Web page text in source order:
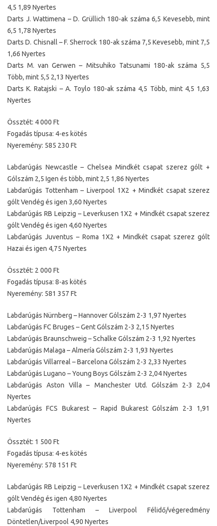
4,5 1,89 Nyertes
Darts J. Wattimena – D. Grüllich 180-ak száma 6,5 Kevesebb, mint
6,5 1,78 Nyertes
Darts D. Chisnall – F. Sherrock 180-ak száma 7,5 Kevesebb, mint 7,5
1,66 Nyertes
Darts M. van Gerwen – Mitsuhiko Tatsunami 180-ak száma 5,5
Több, mint 5,5 2,13 Nyertes
Darts K. Ratajski – A. Toylo 180-ak száma 4,5 Több, mint 4,5 1,63
Nyertes
Össztét: 4 000 Ft
Fogadás típusa: 4-es kötés
Nyeremény: 585 230 Ft
Labdarúgás Newcastle – Chelsea Mindkét csapat szerez gólt +
Gólszám 2,5 Igen és több, mint 2,5 1,86 Nyertes
Labdarúgás Tottenham – Liverpool 1X2 + Mindkét csapat szerez
gólt Vendég és igen 3,60 Nyertes
Labdarúgás RB Leipzig – Leverkusen 1X2 + Mindkét csapat szerez
gólt Vendég és igen 4,60 Nyertes
Labdarúgás Juventus – Roma 1X2 + Mindkét csapat szerez gólt
Hazai és igen 4,75 Nyertes
Össztét: 2 000 Ft
Fogadás típusa: 8-as kötés
Nyeremény: 581 357 Ft
Labdarúgás Nürnberg – Hannover Gólszám 2-3 1,97 Nyertes
Labdarúgás FC Bruges – Gent Gólszám 2-3 2,15 Nyertes
Labdarúgás Braunschweig – Schalke Gólszám 2-3 1,92 Nyertes
Labdarúgás Malaga – Almería Gólszám 2-3 1,93 Nyertes
Labdarúgás Villarreal – Barcelona Gólszám 2-3 2,33 Nyertes
Labdarúgás Lugano – Young Boys Gólszám 2-3 2,04 Nyertes
Labdarúgás Aston Villa – Manchester Utd. Gólszám 2-3 2,04
Nyertes
Labdarúgás FCS Bukarest – Rapid Bukarest Gólszám 2-3 1,91
Nyertes
Össztét: 1 500 Ft
Fogadás típusa: 4-es kötés
Nyeremény: 578 151 Ft
Labdarúgás RB Leipzig – Leverkusen 1X2 + Mindkét csapat szerez
gólt Vendég és igen 4,80 Nyertes
Labdarúgás Tottenham – Liverpool Félidő/végeredmény
Döntetlen/Liverpool 4,90 Nyertes